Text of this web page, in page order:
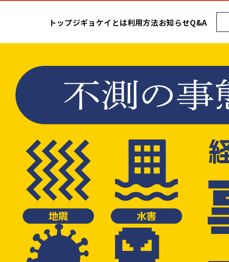
トップジギョケイとは利用方法お知らせQ&A